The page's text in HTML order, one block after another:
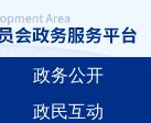
政务公开
政民互动